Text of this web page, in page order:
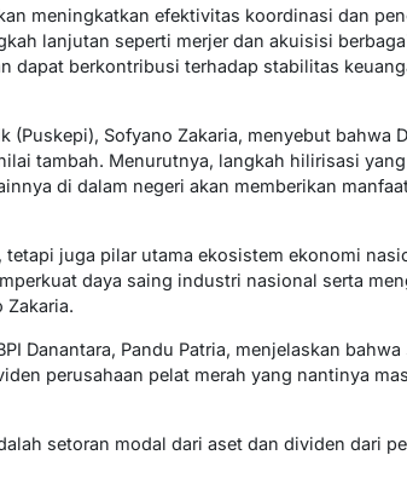
meningkatkan efektivitas koordinasi dan
lanjutan seperti merjer dan akuisisi
dapat berkontribusi terhadap stabilitas
(Puskepi), Sofyano Zakaria, menyebut bahwa
tambah. Menurutnya, langkah hilirisasi
di dalam negeri akan memberikan
juga pilar utama ekosistem ekonomi
daya saing industri nasional serta
Zakaria.
Danantara, Pandu Patria, menjelaskan
perusahaan pelat merah yang nantinya
setoran modal dari aset dan dividen dari